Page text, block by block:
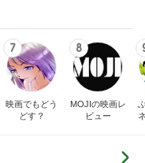
7
映画でもどう
どす？
8
MOJIの映画レ
ビュー